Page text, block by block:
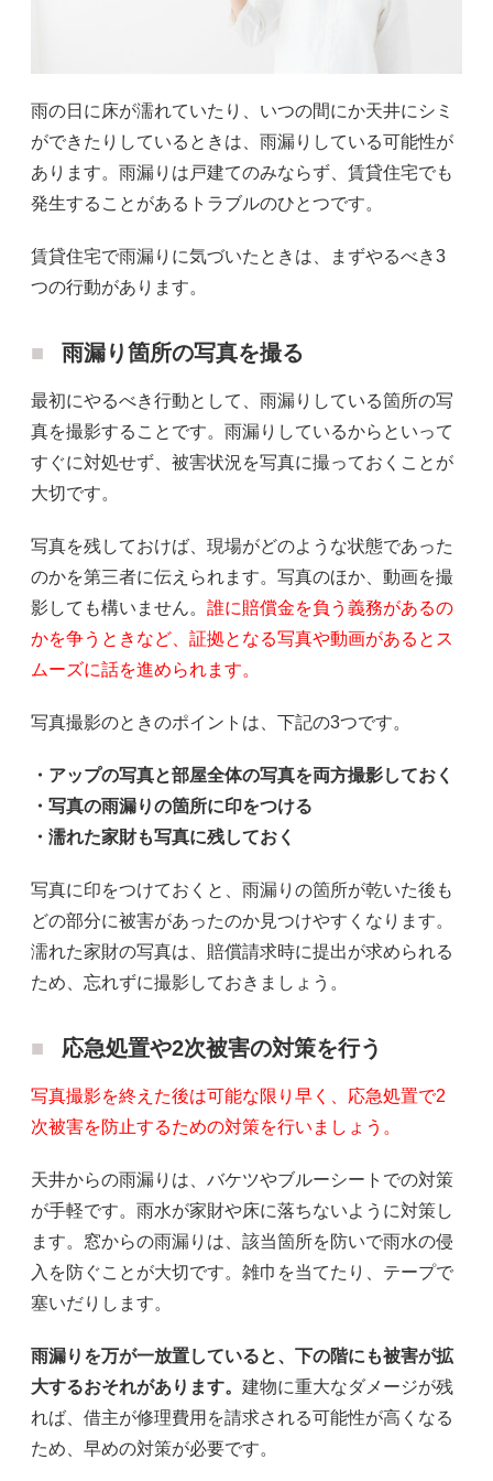
雨の日に床が濡れていたり、いつの間にか天井にシミ
ができたりしているときは、雨漏りしている可能性が
あります。雨漏りは戸建てのみならず、賃貸住宅でも
発生することがあるトラブルのひとつです。
賃貸住宅で雨漏りに気づいたときは、まずやるべき3
つの行動があります。
雨漏り箇所の写真を撮る
最初にやるべき行動として、雨漏りしている箇所の写
真を撮影することです。雨漏りしているからといって
すぐに対処せず、被害状況を写真に撮っておくことが
大切です。
写真を残しておけば、現場がどのような状態であった
のかを第三者に伝えられます。写真のほか、動画を撮
影しても構いません。 誰に賠償金を負う義務があるの
かを争うときなど、証拠となる写真や動画があるとス
ムーズに話を進められます。
写真撮影のときのポイントは、下記の3つです。
・アップの写真と部屋全体の写真を両方撮影しておく
・写真の雨漏りの箇所に印をつける
・濡れた家財も写真に残しておく
写真に印をつけておくと、雨漏りの箇所が乾いた後も
どの部分に被害があったのか見つけやすくなります。
濡れた家財の写真は、賠償請求時に提出が求められる
ため、忘れずに撮影しておきましょう。
応急処置や2次被害の対策を行う
写真撮影を終えた後は可能な限り早く、応急処置で2
次被害を防止するための対策を行いましょう。
天井からの雨漏りは、バケツやブルーシートでの対策
が手軽です。雨水が家財や床に落ちないように対策し
ます。窓からの雨漏りは、該当箇所を防いで雨水の侵
入を防ぐことが大切です。雑巾を当てたり、テープで
塞いだりします。
雨漏りを万が一放置していると、下の階にも被害が拡
大するおそれがあります。 建物に重大なダメージが残
れば、借主が修理費用を請求される可能性が高くなる
ため、早めの対策が必要です。